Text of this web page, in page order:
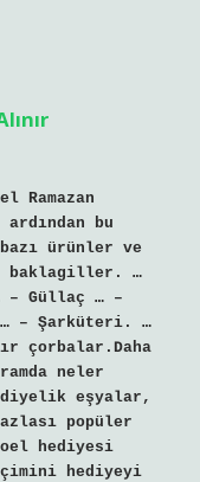
Ramazan
bu
bazı ürünler ve
baklagiller. …
– Güllaç … –
… – Şarküteri. …
çorbalar.Daha
neler
eşyalar,
popüler
hediyesi
hediyeyi